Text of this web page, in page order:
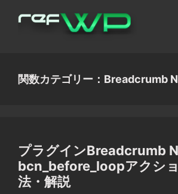
関数カテゴリー：Breadcrumb
プラグインBreadcrumb
bcn_before_loopアクシ
法・解説